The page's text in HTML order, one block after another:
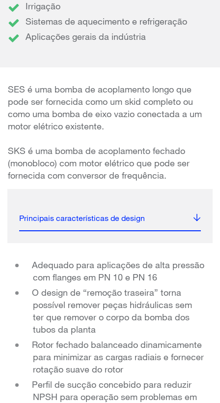
Irrigação
Sistemas de aquecimento e refrigeração
Aplicações gerais da indústria
SES é uma bomba de acoplamento longo que
pode ser fornecida como um skid completo ou
como uma bomba de eixo vazio conectada a um
motor elétrico existente.
SKS é uma bomba de acoplamento fechado
(monobloco) com motor elétrico que pode ser
fornecida com conversor de frequência.
Principais características de design
Adequado para aplicações de alta pressão
com flanges em PN 10 e PN 16
O design de “remoção traseira” torna
possível remover peças hidráulicas sem
ter que remover o corpo da bomba dos
tubos da planta
Rotor fechado balanceado dinamicamente
para minimizar as cargas radiais e fornecer
rotação suave do rotor
Perfil de sucção concebido para reduzir
NPSH para operação sem problemas em